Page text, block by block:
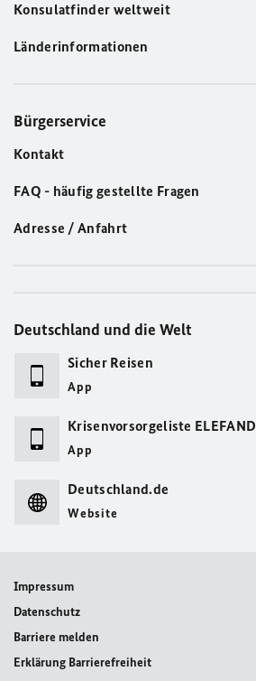
Konsulatfinder weltweit
Länderinformationen
Bürgerservice
Kontakt
FAQ - häufig gestellte Fragen
Adresse / Anfahrt
Deutschland und die Welt
Sicher Reisen
App
Krisenvorsorgeliste ELEFAND
App
Deutschland.de
Website
Impressum
Datenschutz
Barriere melden
Erklärung Barrierefreiheit